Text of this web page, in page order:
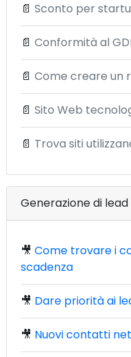
📄 Sconto per
📄 Conformità al
📄 Come creare un
📄 Sito Web
📄 Trova siti
Generazione di lead
🎥 Come trovare i
scadenza
🎥 Dare priorità ai
🎥 Nuovi contatti